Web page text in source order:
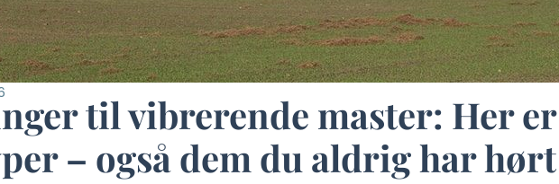
til vibrerende master: Her
– også dem du aldrig har